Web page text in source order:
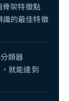
骨架特徵點
識的最佳特徵
類器
就能達到